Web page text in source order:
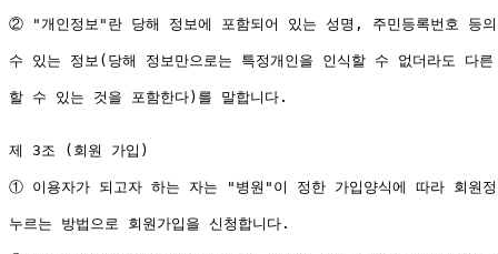
② "개인정보"란 당해 정보에 포함되어 있는 성명, 주민등록번호 등
수 있는 정보(당해 정보만으로는 특정개인을 인식할 수 없더라도 다
할 수 있는 것을 포함한다)를 말합니다.
제 3조 (회원 가입)
① 이용자가 되고자 하는 자는 "병원"이 정한 가입양식에 따라 회원
누르는 방법으로 회원가입을 신청합니다.